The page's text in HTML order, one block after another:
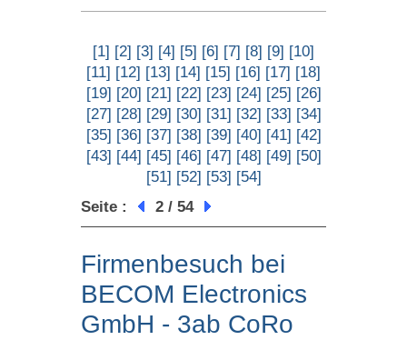
[1] [2] [3] [4] [5] [6] [7] [8] [9] [10]
[11] [12] [13] [14] [15] [16] [17] [18]
[19] [20] [21] [22] [23] [24] [25] [26]
[27] [28] [29] [30] [31] [32] [33] [34]
[35] [36] [37] [38] [39] [40] [41] [42]
[43] [44] [45] [46] [47] [48] [49] [50]
[51] [52] [53] [54]
Seite :
2 / 54
Firmenbesuch bei
BECOM Electronics
GmbH - 3ab CoRo